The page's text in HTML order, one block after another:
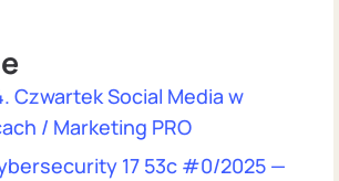
Czwartek Social Media w
/ Marketing PRO
17 53c #0/2025 —